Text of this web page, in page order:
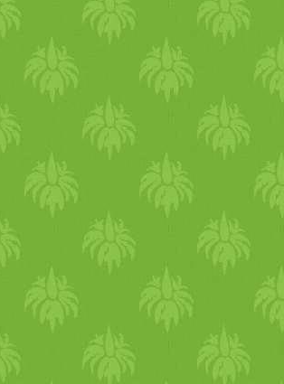
Mi jellemezte
Önmagaddal?
a tested jelzéseire?
időt a pihenésre?
bánsz Önmagaddal?
tettél
jobban érezd
fejlődj? Van időd